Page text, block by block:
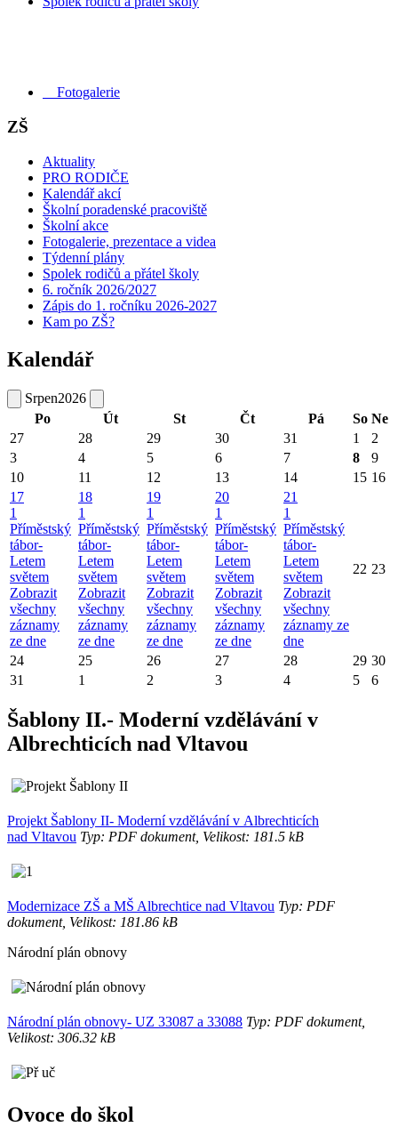
Fotogalerie
ZŠ
Aktuality
PRO RODIČE
Kalendář akcí
Školní poradenské pracoviště
Školní akce
Fotogalerie, prezentace a videa
Týdenní plány
Spolek rodičů a přátel školy
6. ročník 2026/2027
Zápis do 1. ročníku 2026-2027
Kam po ZŠ?
Kalendář
Srpen2026
Po
Út St Čt Pá So Ne
27
28 29 30 31 1
2
3
4 5 6 7 8
9
10
11 12 13 14 15 16
17
1
Příměstský
tábor-
Letem
světem
Zobrazit
všechny
záznamy
ze dne
18
1
Příměstský
tábor-
Letem
světem
Zobrazit
všechny
záznamy
ze dne
19
1
Příměstský
tábor-
Letem
světem
Zobrazit
všechny
záznamy
ze dne
20
1
Příměstský
tábor-
Letem
světem
Zobrazit
všechny
záznamy
ze dne
21
1
Příměstský
tábor-
Letem
světem
Zobrazit
všechny
záznamy ze
dne
22 23
24 25 26 27 28 29 30
31
1 2 3 4 5 6
Šablony II.- Moderní vzdělávání v
Albrechticích nad Vltavou
Projekt Šablony II- Moderní vzdělávání v Albrechticích
nad Vltavou Typ: PDF dokument, Velikost: 181.5 kB
Modernizace ZŠ a MŠ Albrechtice nad Vltavou Typ: PDF
dokument, Velikost: 181.86 kB
Národní plán obnovy
Národní plán obnovy- UZ 33087 a 33088 Typ: PDF dokument,
Velikost: 306.32 kB
Ovoce do škol